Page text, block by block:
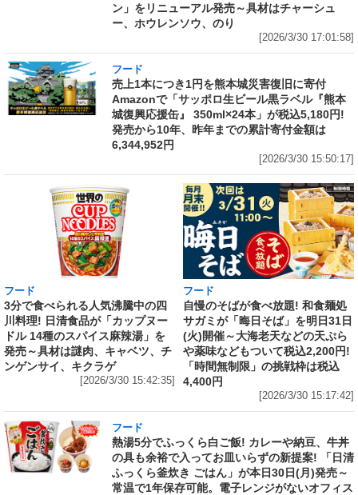
ン」をリニューアル発売～具材はチャーシュ
ー、ホウレンソウ、のり
[2026/3/30 17:01:58]
フード
売上1本につき1円を熊本城災害復旧に寄付
Amazonで「サッポロ生ビール黒ラベル『熊本
城復興応援缶』 350ml×24本」が税込5,180円!
発売から10年、昨年までの累計寄付金額は
6,344,952円
[2026/3/30 15:50:17]
フード
3分で食べられる人気沸騰中の四
川料理! 日清食品が「カップヌー
ドル 14種のスパイス麻辣湯」を
発売～具材は謎肉、キャベツ、チ
ンゲンサイ、キクラゲ
[2026/3/30 15:42:35]
フード
自慢のそばが食べ放題! 和食麺処
サガミが「晦日そば」を明日31日
(火)開催～大海老天などの天ぷら
や薬味などもついて税込2,200円!
「時間無制限」の挑戦枠は税込
4,400円
[2026/3/30 15:17:42]
フード
熱湯5分でふっくら白ご飯! カレーや納豆、牛丼
の具も余裕で入ってお皿いらずの新提案! 「日清
ふっくら釜炊き ごはん」が本日30日(月)発売～
常温で1年保存可能。電子レンジがないオフィス